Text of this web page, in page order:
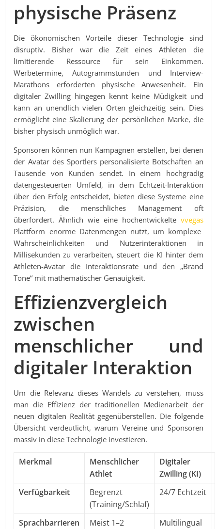
physische Präsenz
Die ökonomischen Vorteile dieser Technologie sind
disruptiv. Bisher war die Zeit eines Athleten die
limitierende Ressource für sein Einkommen.
Werbetermine, Autogrammstunden und Interview-
Marathons erforderten physische Anwesenheit. Ein
digitaler Zwilling hingegen kennt keine Müdigkeit und
kann an unendlich vielen Orten gleichzeitig sein. Dies
ermöglicht eine Skalierung der persönlichen Marke, die
bisher physisch unmöglich war.
Sponsoren können nun Kampagnen erstellen, bei denen
der Avatar des Sportlers personalisierte Botschaften an
Tausende von Kunden sendet. In einem hochgradig
datengesteuerten Umfeld, in dem Echtzeit-Interaktion
über den Erfolg entscheidet, bieten diese Systeme eine
Präzision, die menschliches Management oft
überfordert. Ähnlich wie eine hochentwickelte vvegas
Plattform enorme Datenmengen nutzt, um komplexe
Wahrscheinlichkeiten und Nutzerinteraktionen in
Millisekunden zu verarbeiten, steuert die KI hinter dem
Athleten-Avatar die Interaktionsrate und den „Brand
Tone“ mit mathematischer Genauigkeit.
Effizienzvergleich
zwischen
menschlicher und
digitaler Interaktion
Um die Relevanz dieses Wandels zu verstehen, muss
man die Effizienz der traditionellen Medienarbeit der
neuen digitalen Realität gegenüberstellen. Die folgende
Übersicht verdeutlicht, warum Vereine und Sponsoren
massiv in diese Technologie investieren.
Merkmal
Menschlicher
Athlet
Digitaler
Zwilling (KI)
Verfügbarkeit
Begrenzt
(Training/Schlaf)
24/7 Echtzeit
Sprachbarrieren
Meist 1–2
Multilingual